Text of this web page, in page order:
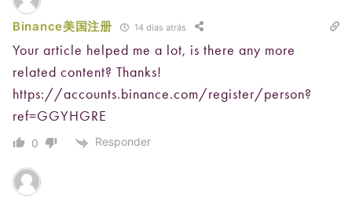
Binance美国注册 14 dias atrás
Your article helped me a lot, is there any more
related content? Thanks!
https://accounts.binance.com/register/person?
ref=GGYHGRE
0 Responder